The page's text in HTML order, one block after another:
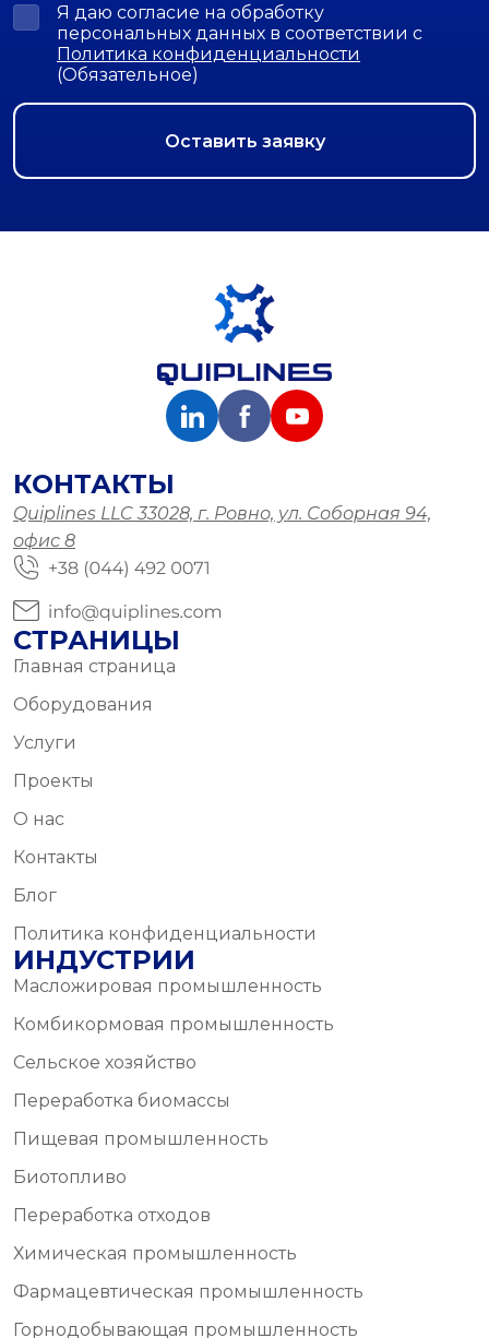
Я даю согласие на обработку
персональных данных в соответствии с
Политика конфиденциальности
(Обязательное)
КОНТАКТЫ
Quiplines LLC 33028, г. Ровно, ул. Соборная 94,
офис 8
СТРАНИЦЫ
Главная страница
Оборудования
Услуги
Проекты
О нас
Контакты
Блог
Политика конфиденциальности
ИНДУСТРИИ
Масложировая промышленность
Комбикормовая промышленность
Сельское хозяйство
Переработка биомассы
Пищевая промышленность
Биотопливо
Переработка отходов
Химическая промышленность
Фармацевтическая промышленность
Горнодобывающая промышленность